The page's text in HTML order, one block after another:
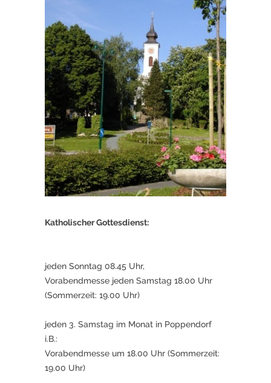
Katholischer Gottesdienst:
jeden Sonntag 08.45 Uhr,
Vorabendmesse jeden Samstag 18.00 Uhr
(Sommerzeit: 19.00 Uhr)
jeden 3. Samstag im Monat in Poppendorf
i.B.:
Vorabendmesse um 18.00 Uhr (Sommerzeit:
19.00 Uhr)